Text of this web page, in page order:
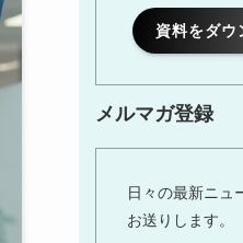
資料をダウ
メルマガ登録
日々の最新ニュ
お送りします。